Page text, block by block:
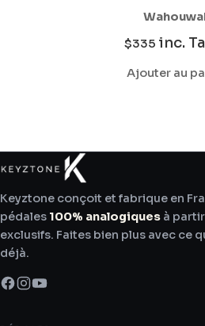
$335 inc.
Ajouter au
Keyztone conçoit et fabrique en
pédales 100% analogiques à
exclusifs. Faites bien plus avec ce
déjà.